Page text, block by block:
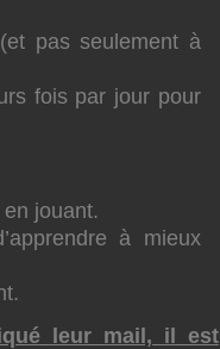
pas seulement à
fois par jour pour
jouant.
à mieux
leur mail, il est